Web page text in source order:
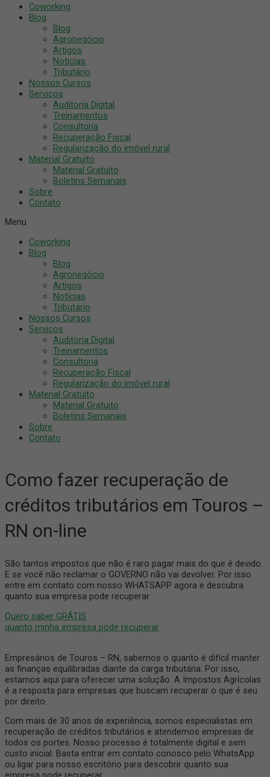
Coworking
Blog
Blog
Agronegócio
Artigos
Notícias
Tributário
Nossos Cursos
Serviços
Auditoria Digital
Treinamentos
Consultoria
Recuperação Fiscal
Regularização do imóvel rural
Material Gratuito
Material Gratuito
Boletins Semanais
Sobre
Contato
Menu
Coworking
Blog
Blog
Agronegócio
Artigos
Notícias
Tributário
Nossos Cursos
Serviços
Auditoria Digital
Treinamentos
Consultoria
Recuperação Fiscal
Regularização do imóvel rural
Material Gratuito
Material Gratuito
Boletins Semanais
Sobre
Contato
Como fazer recuperação de
créditos tributários em Touros –
RN on-line
São tantos impostos que não é raro pagar mais do que é devido.
E se você não reclamar o GOVERNO não vai devolver. Por isso
entre em contato com nosso WHATSAPP agora e descubra
quanto sua empresa pode recuperar.
Quero saber GRÁTIS
quanto minha empresa pode recuperar
Empresários de Touros – RN, sabemos o quanto é difícil manter
as finanças equilibradas diante da carga tributária. Por isso,
estamos aqui para oferecer uma solução. A Impostos Agrícolas
é a resposta para empresas que buscam recuperar o que é seu
por direito.
Com mais de 30 anos de experiência, somos especialistas em
recuperação de créditos tributários e atendemos empresas de
todos os portes. Nosso processo é totalmente digital e sem
custo inicial. Basta entrar em contato conosco pelo WhatsApp
ou ligar para nosso escritório para descobrir quanto sua